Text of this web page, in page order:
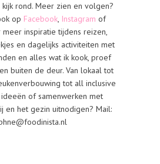
rond. Meer zien en volgen?
op Facebook, Instagram of
meer inspiratie tijdens reizen,
en dagelijks activiteiten met
en alles wat ik kook, proef
buiten de deur. Van lokaal tot
tot all inclusive
of samenwerken met
en het gezin uitnodigen? Mail: